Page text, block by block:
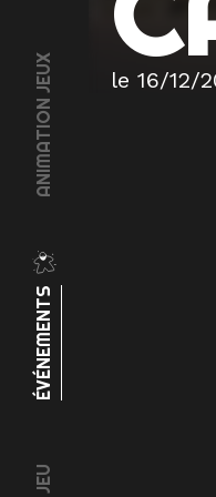
ÉVÉNEMENTS
ANIMATION JEUX le 16/12/